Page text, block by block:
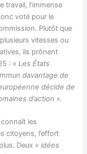
travail, l’immense
voté pour le
Plutôt que
vitesses ou
ils prônent
: « Les États
davantage de
décide de
d’action ».
connaît les
citoyens, l’effort
Deux « idées